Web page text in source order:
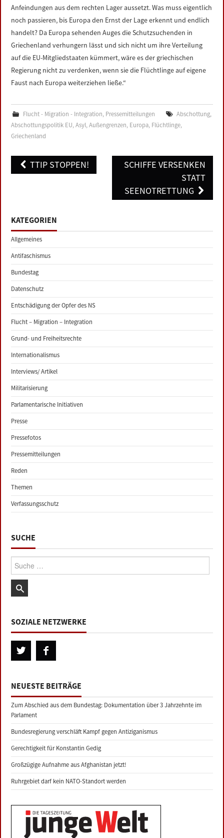
Anfeindungen aus dem rechten Lager aussetzt. Was muss eigentlich
noch passieren, bis Europa den Ernst der Lage erkennt und endlich
handelt? Da Europa sehenden Auges die Schutzsuchenden in
Griechenland verhungern lässt und sich nicht um ihre Verteilung
auf die EU-Mitgliedstaaten kümmert, wäre es der griechischen
Regierung nicht zu verdenken, wenn sie die Flüchtlinge auf eigene
Faust nach Europa weiterziehen ließe.“
Flucht - Migration - Integration, Pressemitteilungen Abschottung,
Abschottungspolitik EU,Asyl,Außengrenzen, Europa, Flüchtlinge,
Griechenland
Post
navigation
TTIP STOPPEN!
SCHIFFE VERSENKEN
STATT
SEENOTRETTUNG
KATEGORIEN
Allgemeines
Antifaschismus
Bundestag
Datenschutz
Entschädigung der Opfer des NS
Flucht – Migration – Integration
Grund- und Freiheitsrechte
Internationalismus
Interviews/ Artikel
Militarisierung
Parlamentarische Initiativen
Presse
Pressefotos
Pressemitteilungen
Reden
Themen
Verfassungsschutz
SUCHE
Suche:
SOZIALE NETZWERKE
NEUESTE BEITRÄGE
Zum Abschied aus dem Bundestag: Dokumentation über 3 Jahrzehnte im
Parlament
Bundesregierung verschläft Kampf gegen Antiziganismus
Gerechtigkeit für Konstantin Gedig
Großzügige Aufnahme aus Afghanistan jetzt!
Ruhrgebiet darf kein NATO-Standort werden